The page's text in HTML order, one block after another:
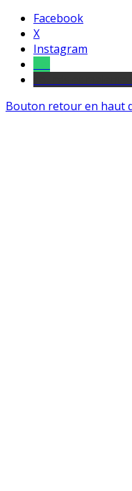
Facebook
X
Instagram
Bouton retour en haut